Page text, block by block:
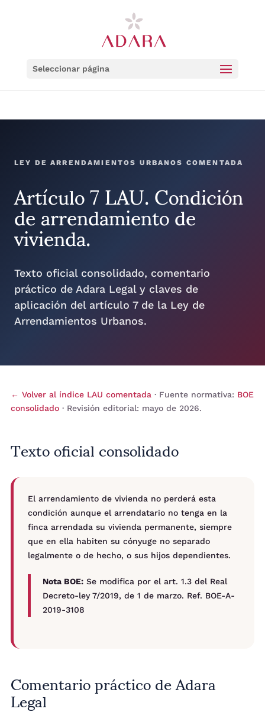
Seleccionar página
LEY DE ARRENDAMIENTOS URBANOS COMENTADA
Artículo 7 LAU. Condición
de arrendamiento de
vivienda.
Texto oficial consolidado, comentario
práctico de Adara Legal y claves de
aplicación del artículo 7 de la Ley de
Arrendamientos Urbanos.
← Volver al índice LAU comentada · Fuente normativa: BOE
consolidado · Revisión editorial: mayo de 2026.
Texto oficial consolidado
El arrendamiento de vivienda no perderá esta
condición aunque el arrendatario no tenga en la
finca arrendada su vivienda permanente, siempre
que en ella habiten su cónyuge no separado
legalmente o de hecho, o sus hijos dependientes.
Nota BOE: Se modifica por el art. 1.3 del Real
Decreto-ley 7/2019, de 1 de marzo. Ref. BOE-A-
2019-3108
Comentario práctico de Adara
Legal